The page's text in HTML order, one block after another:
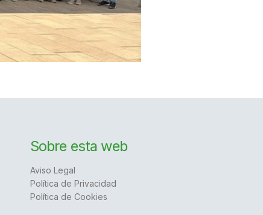
Sobre esta web
Aviso Legal
Política de Privacidad
Política de Cookies